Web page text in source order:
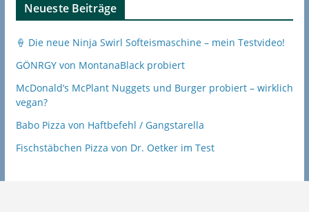
Neueste Beiträge
🍦 Die neue Ninja Swirl Softeismaschine – mein Testvideo!
GÖNRGY von MontanaBlack probiert
McDonald’s McPlant Nuggets und Burger probiert – wirklich
vegan?
Babo Pizza von Haftbefehl / Gangstarella
Fischstäbchen Pizza von Dr. Oetker im Test